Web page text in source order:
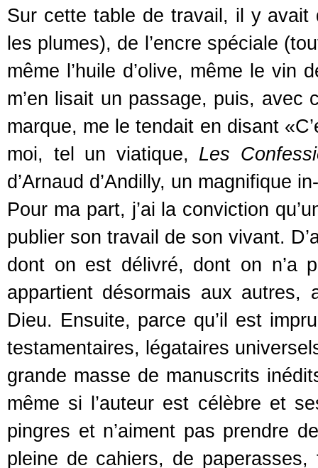
Sur cette table de travail, il y
les plumes), de l’encre spéciale
même l’huile d’olive, même le
m’en lisait un passage, puis,
marque, me le tendait en disant
moi, tel un viatique, Les
d’Arnaud d’Andilly, un magnifique
Pour ma part, j’ai la conviction
publier son travail de son vivant.
dont on est délivré, dont on n’a
appartient désormais aux
Dieu. Ensuite, parce qu’il est
testamentaires, légataires
grande masse de manuscrits
même si l’auteur est célèbre et
pingres et n’aiment pas prendre
pleine de cahiers, de